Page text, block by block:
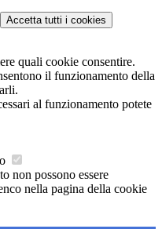
Accetta tutti i cookies
quali cookie consentire.
il funzionamento della
al funzionamento potete
non possono essere
nella pagina della cookie